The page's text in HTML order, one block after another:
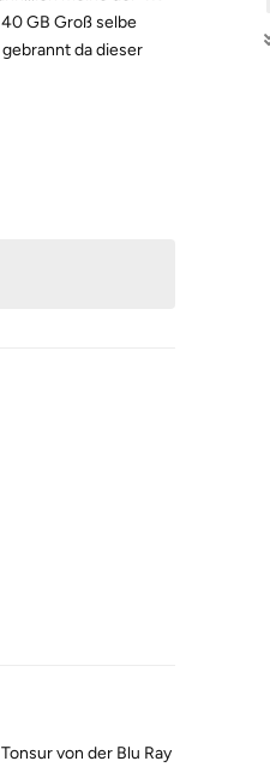
GB Groß selbe
da dieser
von der Blu Ray